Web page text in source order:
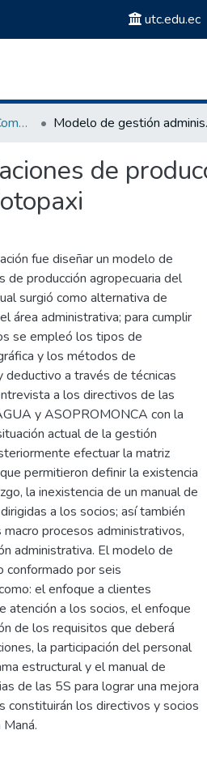
utc.edu.ec
Titulación - Ingeniería Comercial Modelo de gestión
de
fue diseñar un modelo de
de producción agropecuaria del
surgió como alternativa de
área administrativa; para cumplir
se empleó los tipos de
y los métodos de
deductivo a través de técnicas
a los directivos de las
y ASOPROMONCA con la
actual de la gestión
efectuar la matriz
permitieron definir la existencia
la inexistencia de un manual de
a los socios; así también
procesos administrativos,
administrativa. El modelo de
conformado por seis
el enfoque a clientes
atención a los socios, el enfoque
de los requisitos que deberá
la participación del personal
estructural y el manual de
de las 5S para lograr una mejora
constituirán los directivos y socios